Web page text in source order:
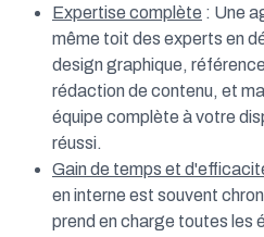
Expertise complète : Une
même toit des experts en
design graphique,
rédaction de contenu, et
équipe complète à votre
réussi.
Gain de temps et
en interne est souvent
prend en charge toutes les